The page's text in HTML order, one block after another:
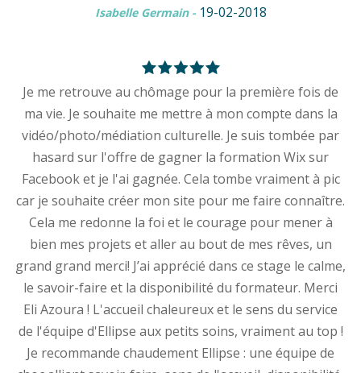
Isabelle Germain - 19-02-2018
Je me retrouve au chômage pour la première fois de
ma vie. Je souhaite me mettre à mon compte dans la
vidéo/photo/médiation culturelle. Je suis tombée par
hasard sur l'offre de gagner la formation Wix sur
Facebook et je l'ai gagnée. Cela tombe vraiment à pic
car je souhaite créer mon site pour me faire connaître.
Cela me redonne la foi et le courage pour mener à
bien mes projets et aller au bout de mes rêves, un
grand grand merci! J’ai apprécié dans ce stage le calme,
le savoir-faire et la disponibilité du formateur. Merci
Eli Azoura ! L'accueil chaleureux et le sens du service
de l'équipe d'Ellipse aux petits soins, vraiment au top !
Je recommande chaudement Ellipse : une équipe de